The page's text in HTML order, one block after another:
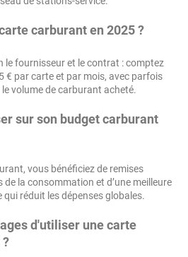
carburant en 2025 ?
le fournisseur et le contrat : comptez
€ par carte et par mois, avec parfois
volume de carburant acheté.
sur son budget carburant
vous bénéficiez de remises
de la consommation et d’une meilleure
réduit les dépenses globales.
d'utiliser une carte